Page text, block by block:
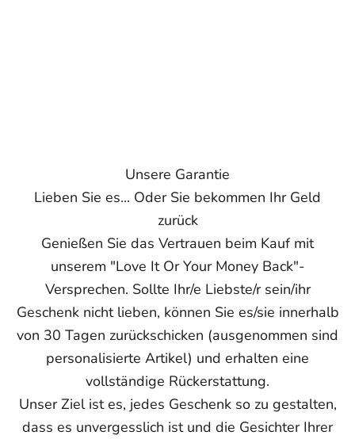
Unsere Garantie
Lieben Sie es... Oder Sie bekommen Ihr Geld
zurück
Genießen Sie das Vertrauen beim Kauf mit
unserem "Love It Or Your Money Back"-
Versprechen. Sollte Ihr/e Liebste/r sein/ihr
Geschenk nicht lieben, können Sie es/sie innerhalb
von 30 Tagen zurückschicken (ausgenommen sind
personalisierte Artikel) und erhalten eine
vollständige Rückerstattung.
Unser Ziel ist es, jedes Geschenk so zu gestalten,
dass es unvergesslich ist und die Gesichter Ihrer